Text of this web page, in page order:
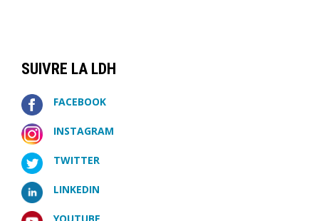
SUIVRE LA LDH
FACEBOOK
INSTAGRAM
TWITTER
LINKEDIN